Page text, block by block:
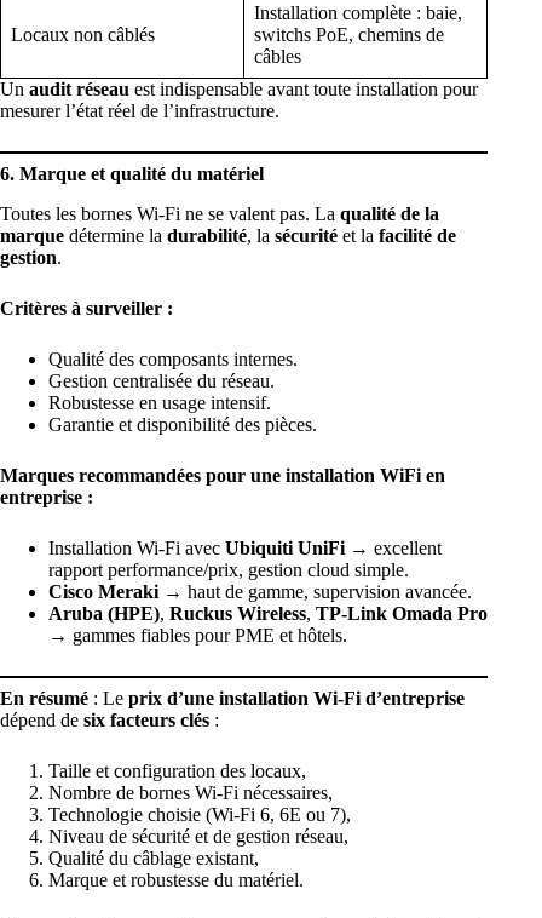
Locaux non câblés
Installation complète : baie,
switchs PoE, chemins de
câbles
Un audit réseau est indispensable avant toute installation pour
mesurer l’état réel de l’infrastructure.
6. Marque et qualité du matériel
Toutes les bornes Wi-Fi ne se valent pas. La qualité de la
marque détermine la durabilité, la sécurité et la facilité de
gestion.
Critères à surveiller :
Qualité des composants internes.
Gestion centralisée du réseau.
Robustesse en usage intensif.
Garantie et disponibilité des pièces.
Marques recommandées pour une installation WiFi en
entreprise :
Installation Wi-Fi avec Ubiquiti UniFi → excellent
rapport performance/prix, gestion cloud simple.
Cisco Meraki → haut de gamme, supervision avancée.
Aruba (HPE), Ruckus Wireless, TP-Link Omada Pro
→ gammes fiables pour PME et hôtels.
En résumé : Le prix d’une installation Wi-Fi d’entreprise
dépend de six facteurs clés :
Taille et configuration des locaux,
Nombre de bornes Wi-Fi nécessaires,
Technologie choisie (Wi-Fi 6, 6E ou 7),
Niveau de sécurité et de gestion réseau,
Qualité du câblage existant,
Marque et robustesse du matériel.